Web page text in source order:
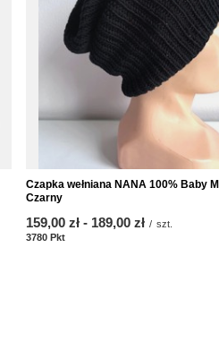
Czapka wełniana NANA 100% Baby
Czarny
ab
159,00 zł - bis
189,00 zł / szt.
3780 Pkt